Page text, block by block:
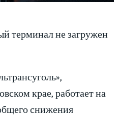
терминал не загружен
крае, работает на
снижения